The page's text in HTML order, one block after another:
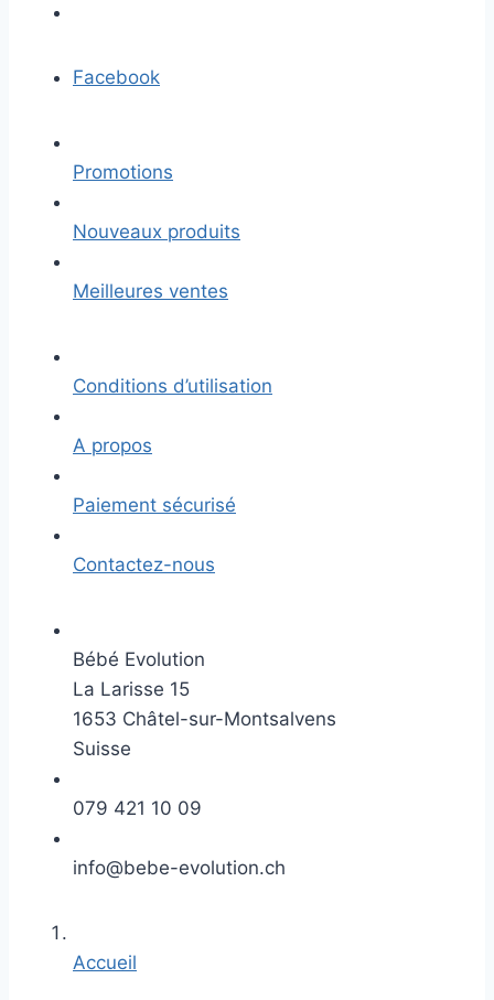
Facebook
Promotions
Nouveaux produits
Meilleures ventes
Conditions d’utilisation
A propos
Paiement sécurisé
Contactez-nous
Bébé Evolution
La Larisse 15
1653 Châtel-sur-Montsalvens
Suisse
079 421 10 09
info@bebe-evolution.ch
Accueil